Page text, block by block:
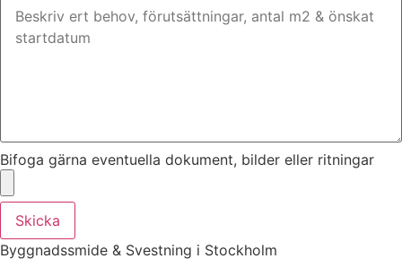
Bifoga gärna eventuella dokument, bilder eller ritningar
Skicka
Byggnadssmide & Svestning i Stockholm